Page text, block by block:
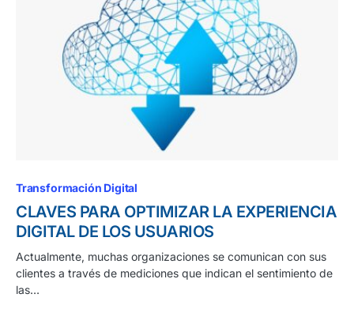
Transformación Digital
CLAVES PARA OPTIMIZAR LA EXPERIENCIA
DIGITAL DE LOS USUARIOS
Actualmente, muchas organizaciones se comunican con sus
clientes a través de mediciones que indican el sentimiento de
las…